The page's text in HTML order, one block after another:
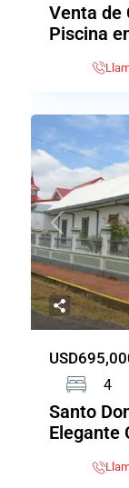
Venta de
Piscina
Previous
4
Santo
Elegante